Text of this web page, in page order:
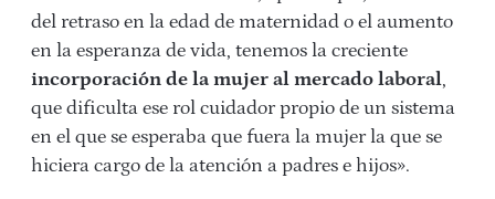
del retraso en la edad de maternidad o el aumento
en la esperanza de vida, tenemos la creciente
incorporación de la mujer al mercado laboral,
que dificulta ese rol cuidador propio de un sistema
en el que se esperaba que fuera la mujer la que se
hiciera cargo de la atención a padres e hijos».